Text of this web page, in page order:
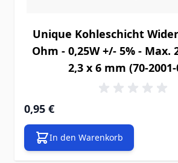
Unique Kohleschicht
Ohm - 0,25W +/- 5% - Max.
2,3 x 6 mm (70-2001-
0,95 €
In den Warenkorb